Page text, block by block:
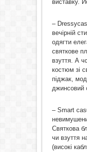
виставку.
–
вечірній
одягти
святкове
взуття. А
костюм зі
піджак,
джинсовий
– Smart
Святкова
чи взуття
(високі